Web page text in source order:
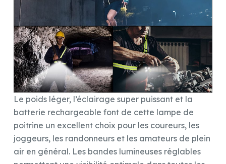
Le poids léger, l’éclairage super puissant et la
batterie rechargeable font de cette lampe de
poitrine un excellent choix pour les coureurs, les
joggeurs, les randonneurs et les amateurs de plein
air en général. Les bandes lumineuses réglables